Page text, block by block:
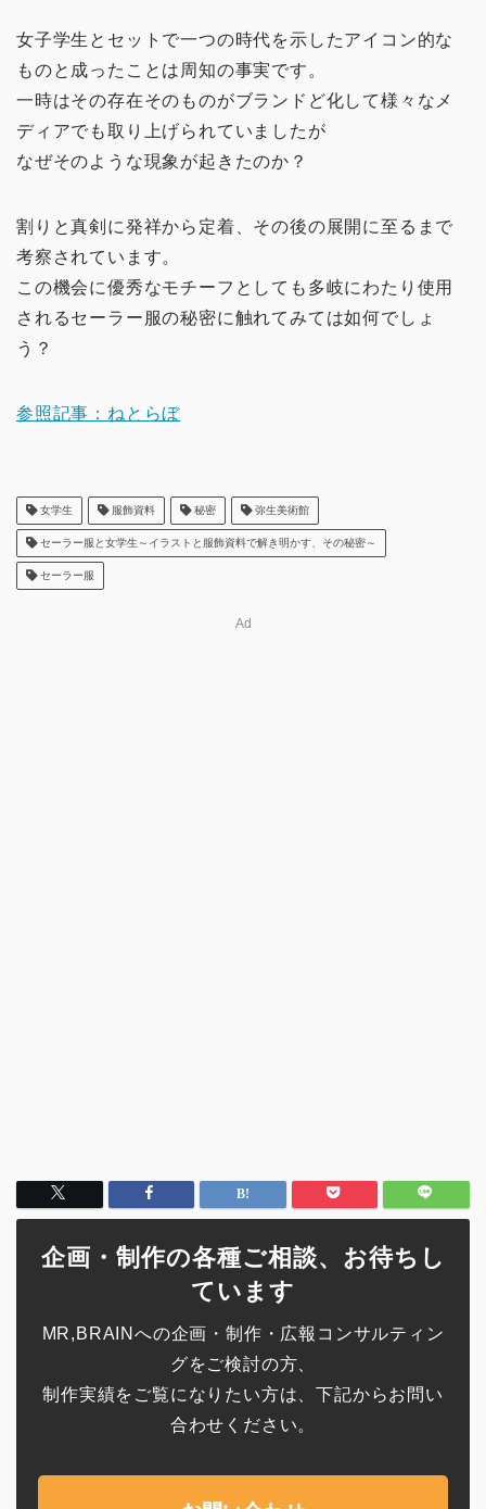
女子学生とセットで一つの時代を示したアイコン的な
ものと成ったことは周知の事実です。
一時はその存在そのものがブランドど化して様々なメ
ディアでも取り上げられていましたが
なぜそのような現象が起きたのか？
割りと真剣に発祥から定着、その後の展開に至るまで
考察されています。
この機会に優秀なモチーフとしても多岐にわたり使用
されるセーラー服の秘密に触れてみては如何でしょ
う？
参照記事：ねとらぼ
女学生 服飾資料 秘密 弥生美術館
セーラー服と女学生～イラストと服飾資料で解き明かす、その秘密～
セーラー服
Ad
企画・制作の各種ご相談、お待ちし
ています
MR,BRAINへの企画・制作・広報コンサルティン
グをご検討の方、
制作実績をご覧になりたい方は、下記からお問い
合わせください。